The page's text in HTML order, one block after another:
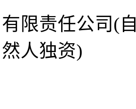
有限责任公司(自
然人独资)